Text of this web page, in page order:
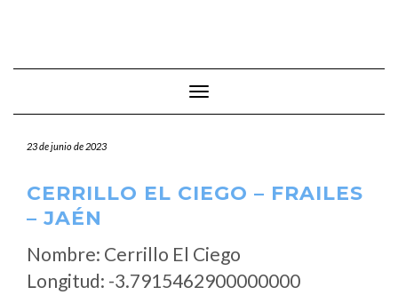
Cambiar modo de navegación
23 de junio de 2023
CERRILLO EL CIEGO – FRAILES
– JAÉN
Nombre: Cerrillo El Ciego
Longitud: -3.7915462900000000